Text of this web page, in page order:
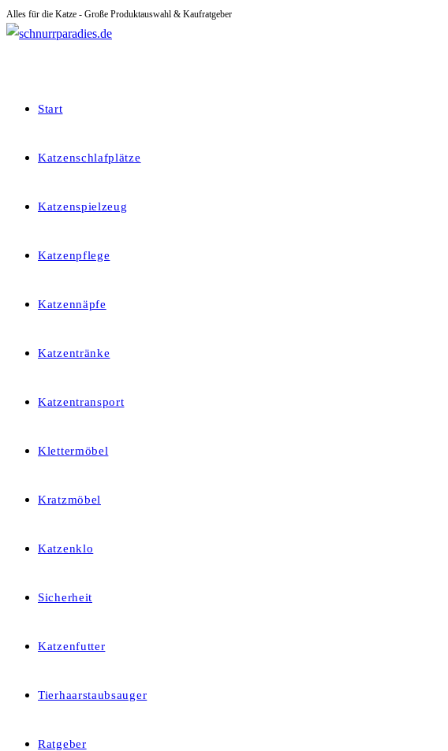
Zum
Inhalt
Alles für die Katze - Große Produktauswahl & Kaufratgeber
Start
Katzenschlafplätze
Katzenspielzeug
Katzenpflege
Katzennäpfe
Katzentränke
Katzentransport
Klettermöbel
Kratzmöbel
Katzenklo
Sicherheit
Katzenfutter
Tierhaarstaubsauger
Ratgeber